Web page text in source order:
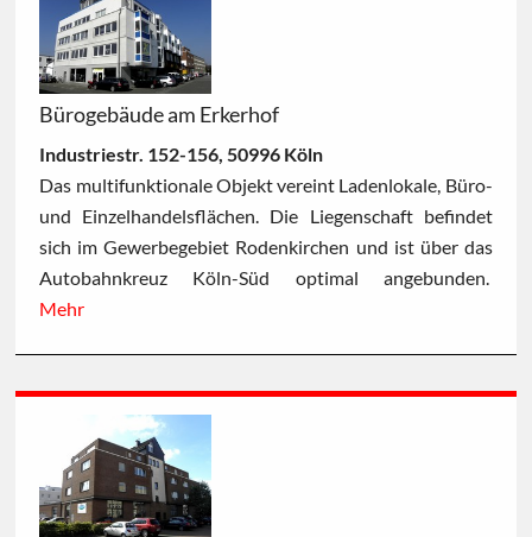
Bürogebäude am Erkerhof
Industriestr. 152-156, 50996 Köln
Das multifunktionale Objekt vereint Ladenlokale, Büro-
und Einzelhandelsflächen. Die Liegenschaft befindet
sich im Gewerbegebiet Rodenkirchen und ist über das
Autobahnkreuz Köln-Süd optimal angebunden.
Mehr